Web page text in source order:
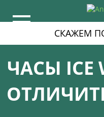
СКАЖЕМ
ЧАСЫ ICE